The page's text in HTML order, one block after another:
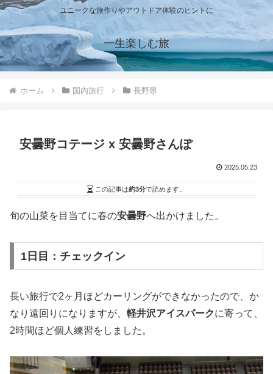
ユニークな旅作りやアウトドア体験のヒントに
一生楽しむ旅
ホーム 国内旅行 長野県
安曇野コテージ x 安曇野さんぽ
2025.05.23
この記事は約3分で読めます。
旬の山菜を目当てに春の安曇野へ出かけました。
1日目：チェックイン
長い旅行で2ヶ月ほどカーリングができなかったので、か
なり遠回りになりますが、 軽井沢アイスパークに寄って、
2時間ほど個人練習をしました。